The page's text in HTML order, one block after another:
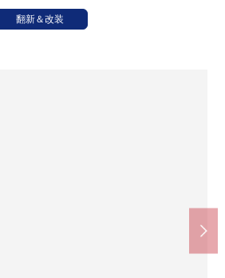
翻新＆改装